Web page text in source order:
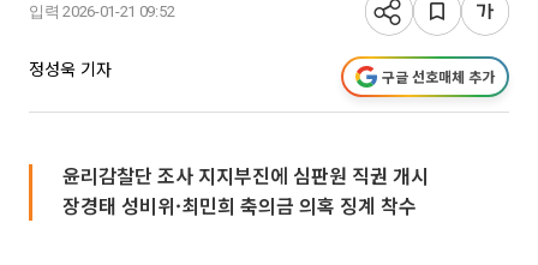
입력 2026-01-21 09:52
정성욱 기자 구글 선호매체 추가
윤리감찰단 조사 지지부진에 심판원 직권 개시
장경태 성비위·최민희 축의금 의혹 징계 착수